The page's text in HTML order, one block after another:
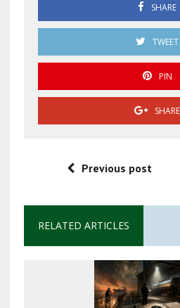
SHARE
TWEET
PIN
SHARE
Previous post
RELATED ARTICLES